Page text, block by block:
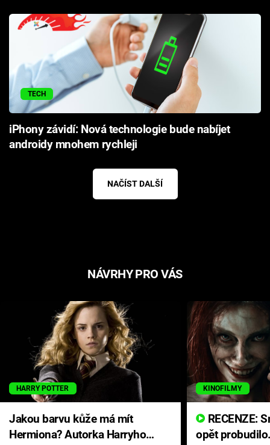
TECH
iPhony závidí: Nová technologie bude nabíjet
androidy mnohem rychleji
NAČÍST DALŠÍ
NÁVRHY PRO VÁS
HARRY POTTER
Jakou barvu kůže má mít
Hermiona? Autorka Harryho
KINOFILMY
opět